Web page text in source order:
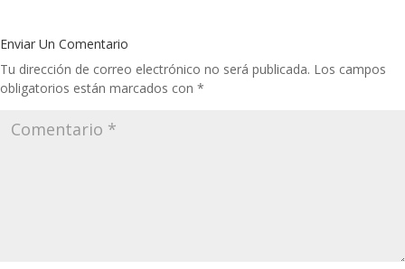
Enviar Un Comentario
Tu dirección de correo electrónico no será publicada. Los campos
obligatorios están marcados con *